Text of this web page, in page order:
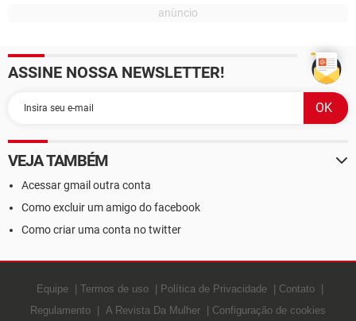
ASSINE NOSSA NEWSLETTER!
VEJA TAMBÉM
Acessar gmail outra conta
Como excluir um amigo do facebook
Como criar uma conta no twitter
Equipe Termos de uso Política de Privacidade
Contato
Regulamento
A Revista Da Mulher Configuração de cookies